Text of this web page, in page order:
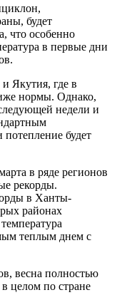
будет
что особенно
в первые дни
Якутия, где в
нормы. Однако,
недели и
потепление будет
в ряде регионов
рекорды.
в Ханты-
районах
теплым днем с
весна полностью
целом по стране